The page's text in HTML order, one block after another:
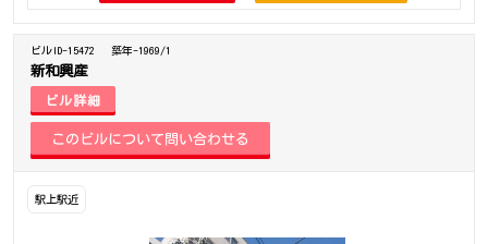
ビルID-15472 築年-1969/1
新和興産
ビル詳細
駅上駅近